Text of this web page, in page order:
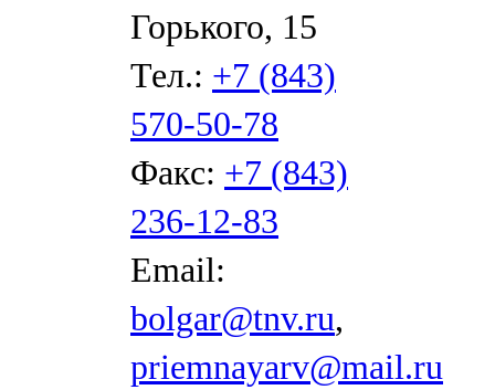
Горького, 15
Тел.: +7 (843)
570-50-78
Факс: +7 (843)
236-12-83
Email:
bolgar@tnv.ru,
priemnayarv@mail.ru